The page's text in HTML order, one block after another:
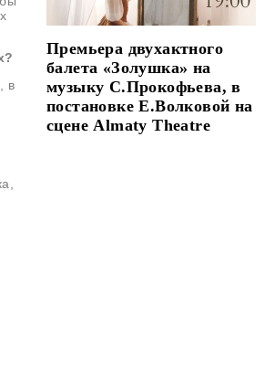
в
Премьера двухактного
балета «Золушка» на
музыку С.Прокофьева, в
постановке Е.Волковой на
сцене Almaty Theatre